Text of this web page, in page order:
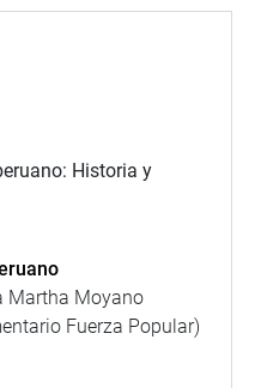
Historia y
Martha Moyano
Fuerza Popular)